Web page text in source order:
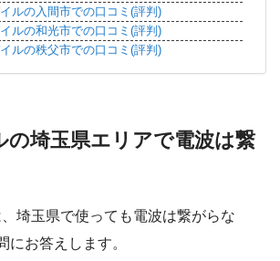
ルの入間市での口コミ(評判)
ルの和光市での口コミ(評判)
ルの秩父市での口コミ(評判)
の埼玉県エリアで電波は繋
、埼玉県で使っても電波は繋がらな
にお答えします。